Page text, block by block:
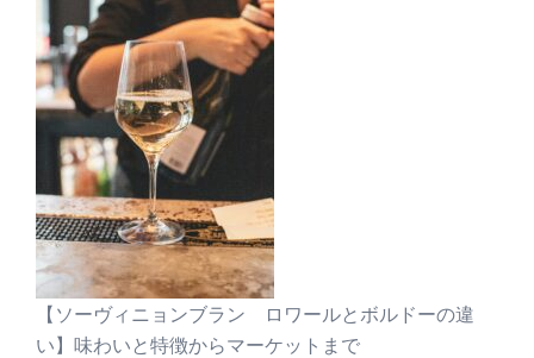
【ソーヴィニョンブラン ロワールとボルドーの違
い】味わいと特徴からマーケットまで